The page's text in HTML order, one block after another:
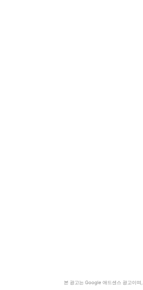
본 광고는 Google 애드센스 광고이며